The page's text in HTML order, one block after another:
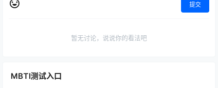
提交
暂无讨论，说说你的看法吧
MBTI测试入口